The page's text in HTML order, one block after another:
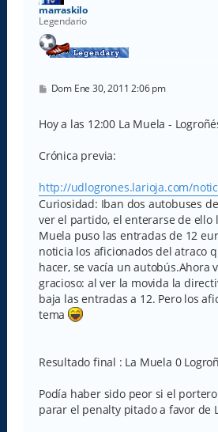
marraskilo
Legendario
M
s
a
e
Dom Ene 30, 2011 2:06 pm
Hoy a las 12:00 La Muela -
Crónica previa:
http://udlogrones.larioja.com/
Curiosidad: Iban dos autobuses
ver el partido, el enterarse de ello
Muela puso las entradas de 12
noticia los aficionados del atraco
hacer, se vacía un autobús.Ahora
gracioso: al ver la movida la
baja las entradas a 12. Pero los
tema
Resultado final : La Muela 0
Podía haber sido peor si el
parar el penalty pitado a favor de